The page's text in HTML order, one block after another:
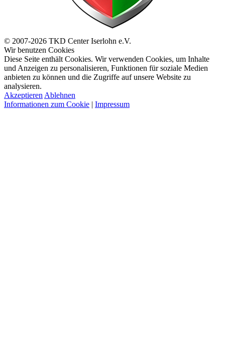
© 2007-2026 TKD Center Iserlohn e.V.
Wir benutzen Cookies
Diese Seite enthält Cookies. Wir verwenden Cookies, um Inhalte
und Anzeigen zu personalisieren, Funktionen für soziale Medien
anbieten zu können und die Zugriffe auf unsere Website zu
analysieren.
Akzeptieren Ablehnen
Informationen zum Cookie | Impressum